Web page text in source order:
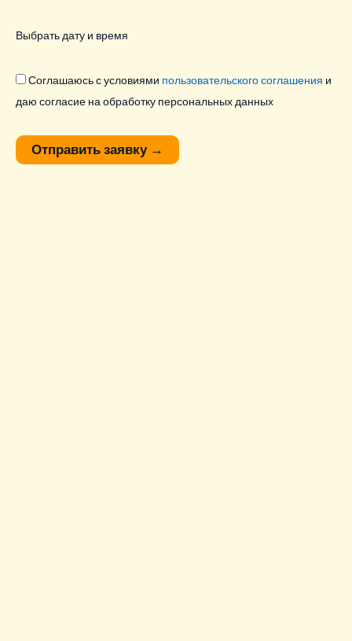
Выбрать дату и время
Соглашаюсь с условиями пользовательского соглашения и
даю согласие на обработку персональных данных
Отправить заявку →